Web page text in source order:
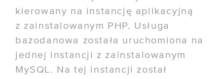
kierowany na instancję aplikacyjną
z zainstalowanym PHP. Usługa
bazodanowa została uruchomiona na
jednej instancji z zainstalowanym
MySQL. Na tej instancji został